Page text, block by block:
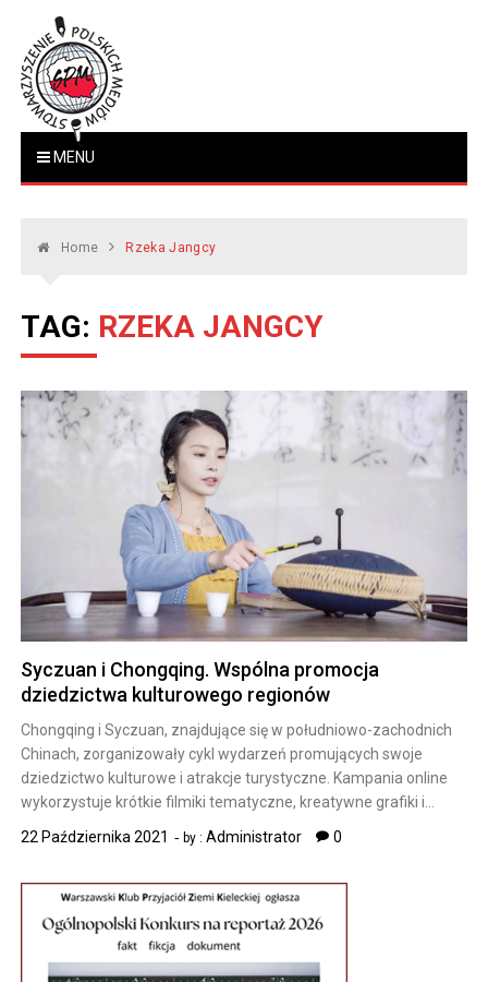
content
Stowarzyszenie Polskich
www.polskiemedia.org
MENU
Home Rzeka Jangcy
TAG: RZEKA JANGCY
Syczuan i Chongqing. Wspólna promocja
dziedzictwa kulturowego regionów
Chongqing i Syczuan, znajdujące się w południowo-zachodnich
Chinach, zorganizowały cykl wydarzeń promujących swoje
dziedzictwo kulturowe i atrakcje turystyczne. Kampania online
wykorzystuje krótkie filmiki tematyczne, kreatywne grafiki i…
22 Października 2021
by :Administrator 0